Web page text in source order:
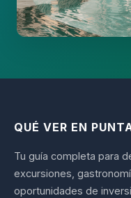
QUÉ VER EN
Tu guía completa para
excursiones,
oportunidades de